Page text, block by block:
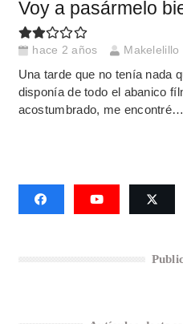
Voy a pasármelo
hace 2 años Makelelillo
Una tarde que no tenía nada
disponía de todo el abanico
acostumbrado, me encontré…